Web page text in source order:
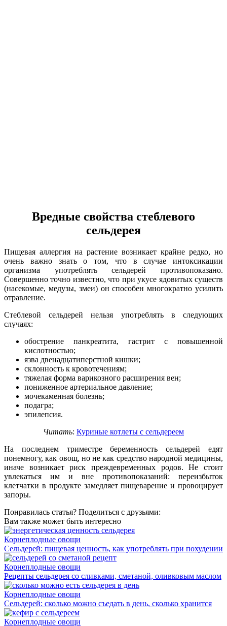
Вредные свойства стеблевого
сельдерея
Пищевая аллергия на растение возникает крайне редко, но
очень важно знать о том, что в случае интоксикации
организма употреблять сельдерей противопоказано.
Совершенно точно известно, что при укусе ядовитых существ
(насекомые, медузы, змеи) он способен многократно усилить
отравление.
Стеблевой сельдерей нельзя употреблять в следующих
случаях:
обострение панкреатита, гастрит с повышенной
кислотностью;
язва двенадцатиперстной кишки;
склонность к кровотечениям;
тяжелая форма варикозного расширения вен;
пониженное артериальное давление;
мочекаменная болезнь;
подагра;
эпилепсия.
Читать: Куриные котлеты с сельдереем
На последнем триместре беременность сельдерей едят
понемногу, как овощ, но не как средство народной медицины,
иначе возникает риск преждевременных родов. Не стоит
увлекаться им и вне противопоказаний: переизбыток
клетчатки в продукте замедляет пищеварение и провоцирует
запоры.
Понравилась статья? Поделиться с друзьями:
Вам также может быть интересно
Корнеплодные овощи
Сельдерей: пищевая ценность, как употреблять при похудении
Корнеплодные овощи
Рецепты сельдерея со сливками, сметаной, оливковым маслом
Корнеплодные овощи
Сельдерей: сколько можно съедать в день, сколько хранится
Корнеплодные овощи